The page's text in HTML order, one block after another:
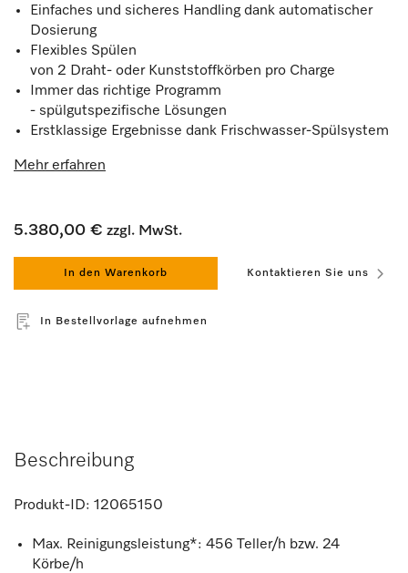
Einfaches und sicheres Handling dank automatischer
Dosierung
Flexibles Spülen
von 2 Draht- oder Kunststoffkörben pro Charge
Immer das richtige Programm
- spülgutspezifische Lösungen
Erstklassige Ergebnisse dank Frischwasser-Spülsystem
Mehr erfahren
5.380,00 € zzgl. MwSt.
In den Warenkorb Kontaktieren Sie uns
In Bestellvorlage aufnehmen
Beschreibung
Produkt-ID: 12065150
Max. Reinigungsleistung*: 456 Teller/h bzw. 24
Körbe/h